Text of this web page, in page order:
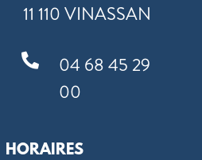
11 110 VINASSAN

04 68 45 29
00
HORAIRES